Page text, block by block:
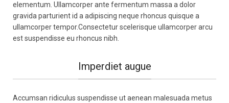
elementum. Ullamcorper ante fermentum massa a dolor
gravida parturient id a adipiscing neque rhoncus quisque a
ullamcorper tempor.Consectetur scelerisque ullamcorper arcu
est suspendisse eu rhoncus nibh.
Imperdiet augue
Accumsan ridiculus suspendisse ut aenean malesuada metus